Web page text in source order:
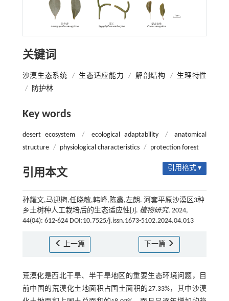
关键词
沙漠生态系统 / 生态适应能力 / 解剖结构 /
生理特性
/
防护林
Key words
desert ecosystem / ecological adaptability /
anatomical
structure / physiological characteristics / protection forest
引用本文 引用格式 ▾
孙耀文,马迎梅,任晓敏,韩峰,陈鑫,左朗. 河套平原沙漠区3种
乡土树种人工栽培后的生态适应性[J]. 植物研究, 2024,
44(04): 612-624 DOI:10.7525/j.issn.1673-5102.2024.04.013
上一篇 下一篇
荒漠化是西北干旱、半干旱地区的重要生态环境问题，目
前中国的荒漠化土地面积占国土面积的27.33%，其中沙漠